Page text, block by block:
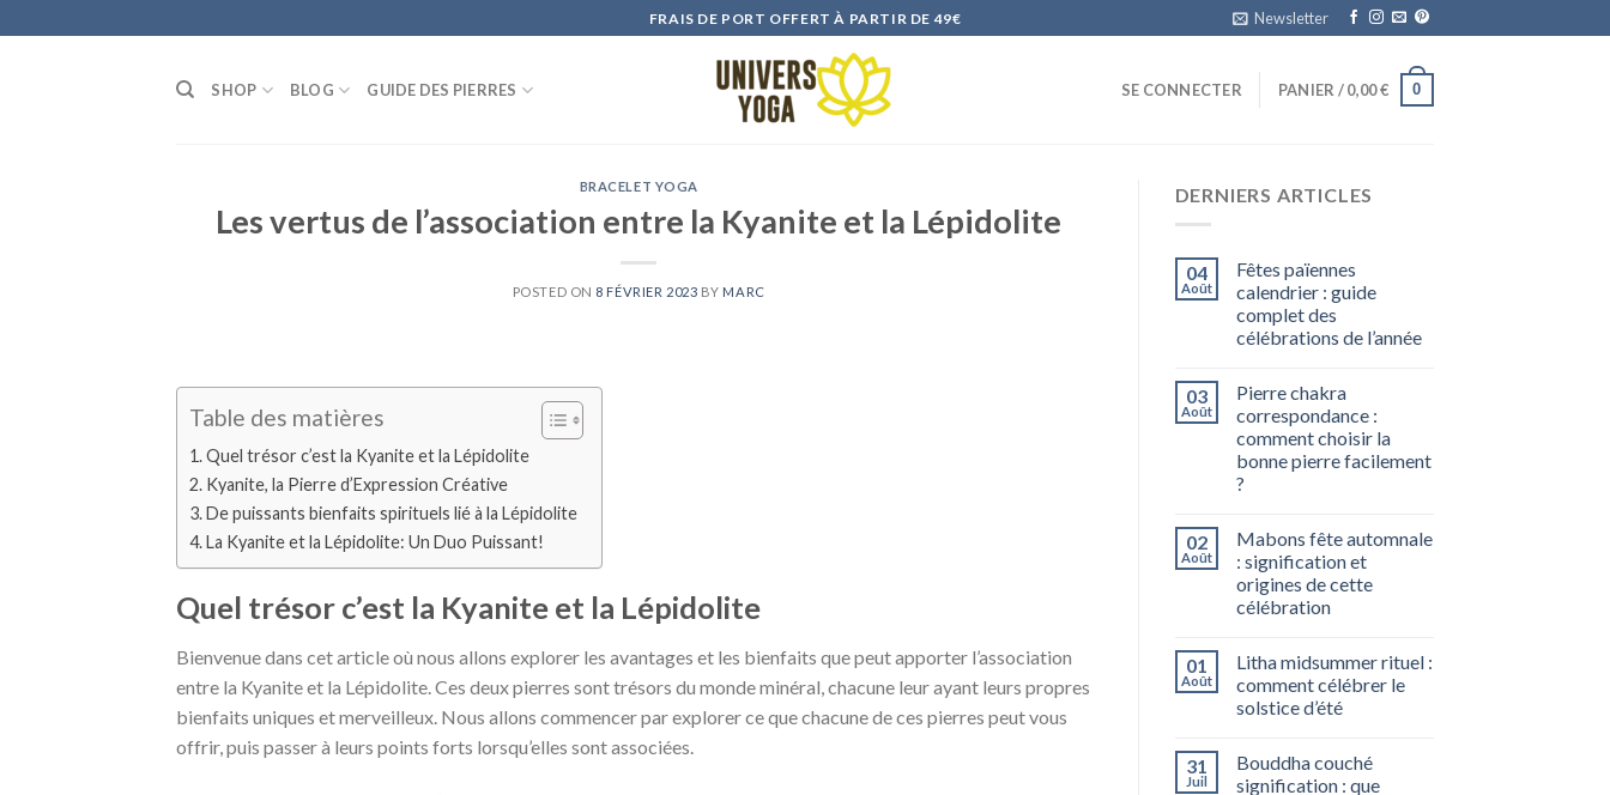
to
FRAIS DE PORT OFFERT À PARTIR DE 49€ Newsletter
SHOP BLOG GUIDE DES PIERRES SE CONNECTER PANIER /0,00€ 0
BRACELET YOGA
Les vertus de l’association entre la Kyanite et la Lépidolite
POSTED ON 8 FÉVRIER 2023 BY MARC
Table des matières
Quel trésor c’est la Kyanite et la Lépidolite
Kyanite, la Pierre d’Expression Créative
De puissants bienfaits spirituels lié à la Lépidolite
La Kyanite et la Lépidolite: Un Duo Puissant!
Quel trésor c’est la Kyanite et la Lépidolite
Bienvenue dans cet article où nous allons explorer les avantages et les bienfaits que peut apporter l’association
entre la Kyanite et la Lépidolite. Ces deux pierres sont trésors du monde minéral, chacune leur ayant leurs propres
bienfaits uniques et merveilleux. Nous allons commencer par explorer ce que chacune de ces pierres peut vous
offrir, puis passer à leurs points forts lorsqu’elles sont associées.
DERNIERS ARTICLES
04
Août
Fêtes païennes
calendrier : guide
complet des
célébrations de l’année
03
Août
Pierre chakra
correspondance :
comment choisir la
bonne pierre facilement
?
02
Août
Mabons fête automnale
: signification et
origines de cette
célébration
01
Août
Litha midsummer rituel :
comment célébrer le
solstice d’été
31
Juil
Bouddha couché
signification : que